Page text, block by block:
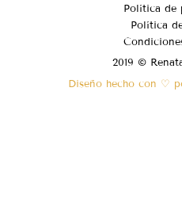
Política de
Política
2019 ©
Diseño hecho con ♡